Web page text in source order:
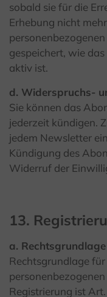
sobald sie für die
Erhebung nicht
gespeichert, wie
aktiv ist.
d. Widerspruchs-
Sie können das
jederzeit kündigen.
jedem Newsletter
Kündigung des
Widerruf der
13.
a.
Rechtsgrundlage
Registrierung ist